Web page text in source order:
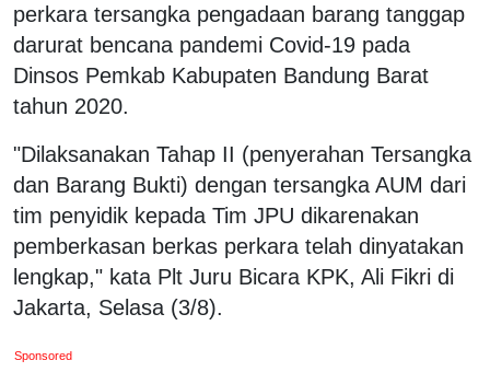
perkara tersangka pengadaan barang tanggap
darurat bencana pandemi Covid-19 pada
Dinsos Pemkab Kabupaten Bandung Barat
tahun 2020.
"Dilaksanakan Tahap II (penyerahan Tersangka
dan Barang Bukti) dengan tersangka AUM dari
tim penyidik kepada Tim JPU dikarenakan
pemberkasan berkas perkara telah dinyatakan
lengkap," kata Plt Juru Bicara KPK, Ali Fikri di
Jakarta, Selasa (3/8).
Sponsored